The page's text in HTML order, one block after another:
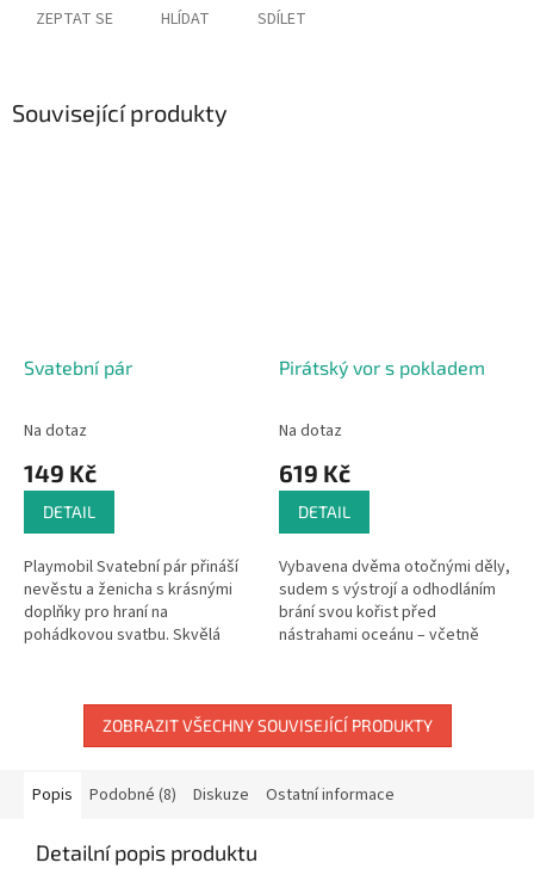
ZEPTAT SE HLÍDAT SDÍLET
Související produkty
Svatební pár
Na dotaz
149 Kč
DETAIL
Playmobil Svatební pár přináší
nevěstu a ženicha s krásnými
doplňky pro hraní na
pohádkovou svatbu. Skvělá
Pirátský vor s pokladem
Na dotaz
619 Kč
DETAIL
Vybavena dvěma otočnými děly,
sudem s výstrojí a odhodláním
brání svou kořist před
nástrahami oceánu – včetně
zlatá...
ZOBRAZIT VŠECHNY SOUVISEJÍCÍ PRODUKTY
Popis Podobné (8) Diskuze Ostatní informace
Detailní popis produktu